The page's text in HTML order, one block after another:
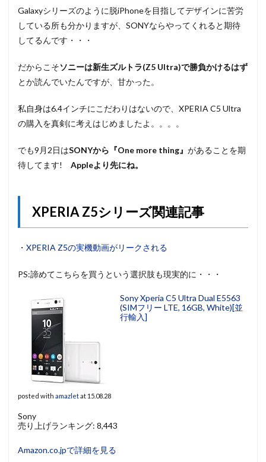
Galaxyシリーズのように脱iPhoneを目指してデザインに苦労
している所も分かりますが、SONYならやってくれると期待
してるんです・・・
だからこそソニーは新生ズルトラ(Z5 Ultra)で勝負かけるはず
とか読んでいたんですが、甘かった。
私自身は6.4インチにこだわりはないので、XPERIA C5 Ultra
の購入を真剣に考えはじめましたよ。。。。
でも9月2日はSONYから『One more thing』 があることを期
待してます! Appleより先にね。
XPERIA Z5シリーズ関連記事
・ XPERIA Z5の実機動画がリークされる
PS:諦めてこちらを買うという選択肢も現実的に・・・
Sony Xperia C5 Ultra Dual E5563
(SIMフリー LTE, 16GB, White)[並
行輸入]
posted with amazletat 15.08.28
Sony
売り上げランキング: 8,443
Amazon.co.jpで詳細を見る